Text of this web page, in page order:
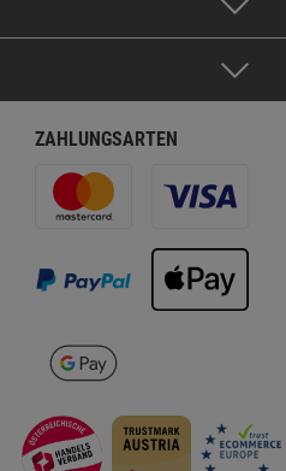
ZAHLUNGSARTEN